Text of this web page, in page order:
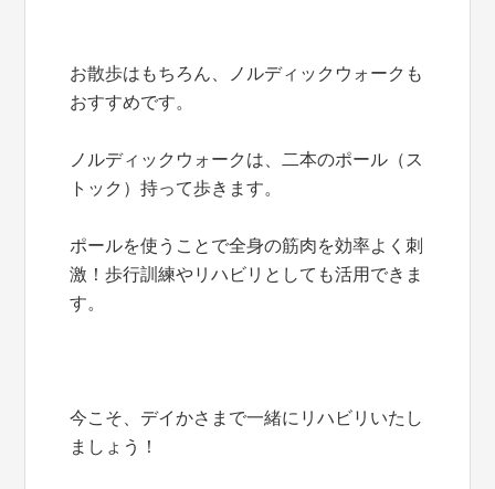
お散歩はもちろん、ノルディックウォークも
おすすめです。
ノルディックウォークは、二本のポール（ス
トック）持って歩きます。
ポールを使うことで全身の筋肉を効率よく刺
激！歩行訓練やリハビリとしても活用できま
す。
今こそ、デイかさまで一緒にリハビリいたし
ましょう！